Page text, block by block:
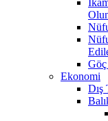
Ekonomi
Dış